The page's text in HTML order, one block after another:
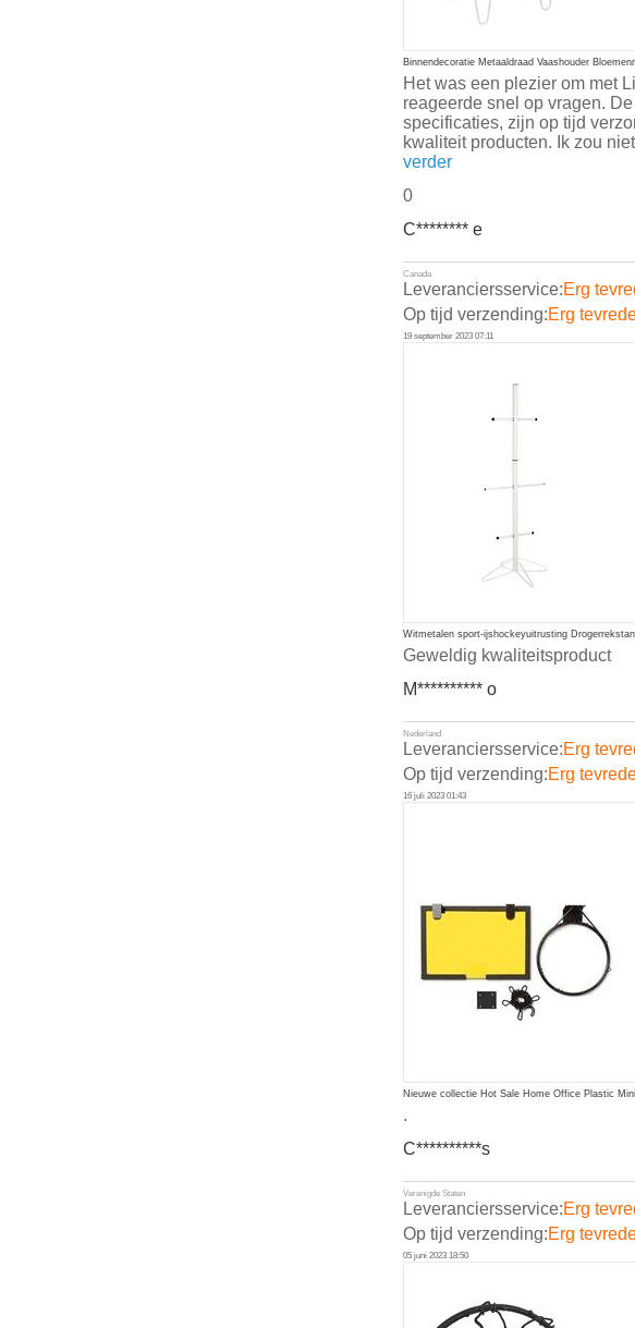
Binnendecoratie Metaaldraad Vaashouder
Het was een plezier om met
reageerde snel op vragen.
specificaties, zijn op tijd
kwaliteit producten. Ik zou
verder
0
C******** e
Canada
Leveranciersservice:Erg
Op tijd verzending:Erg
19 september 2023 07:11
Witmetalen sport-ijshockeyuitrusting
Geweldig kwaliteitsproduct
M********** o
Nederland
Leveranciersservice:Erg
Op tijd verzending:Erg
16 juli 2023 01:43
Nieuwe collectie Hot Sale Home Office Plastic
.
C**********s
Verenigde Staten
Leveranciersservice:Erg
Op tijd verzending:Erg
05 juni 2023 18:50